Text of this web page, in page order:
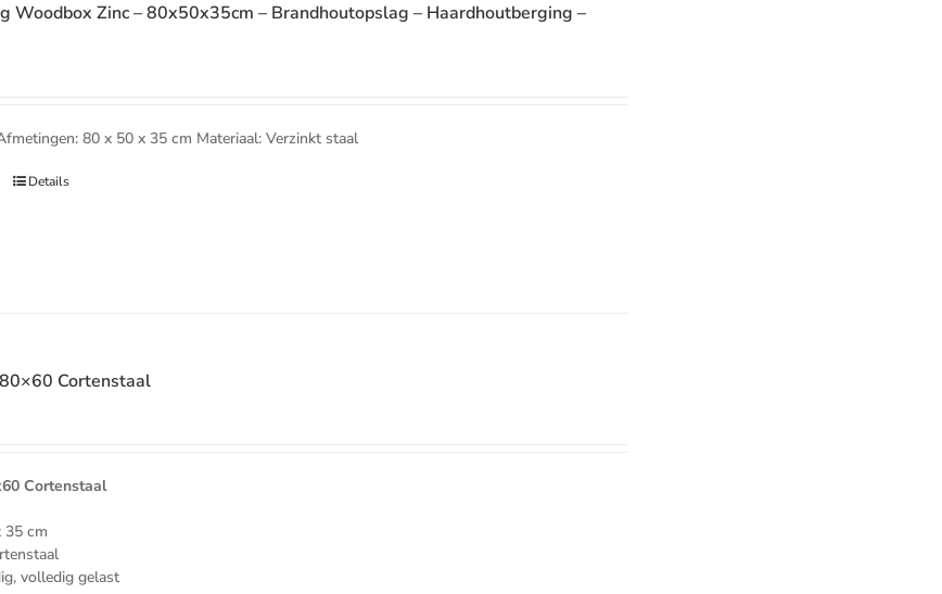
Woodbox Zinc – 80x50x35cm – Brandhoutopslag – Haardhoutberging –
80 x 50 x 35 cm Materiaal: Verzinkt staal
Details
Cortenstaal
Cortenstaal
35 cm
volledig gelast